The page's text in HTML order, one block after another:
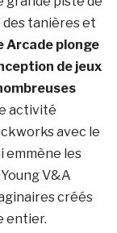
des tanières et
Arcade plonge
de jeux
activité
avec le
emmène les
V&A
créés
entier.